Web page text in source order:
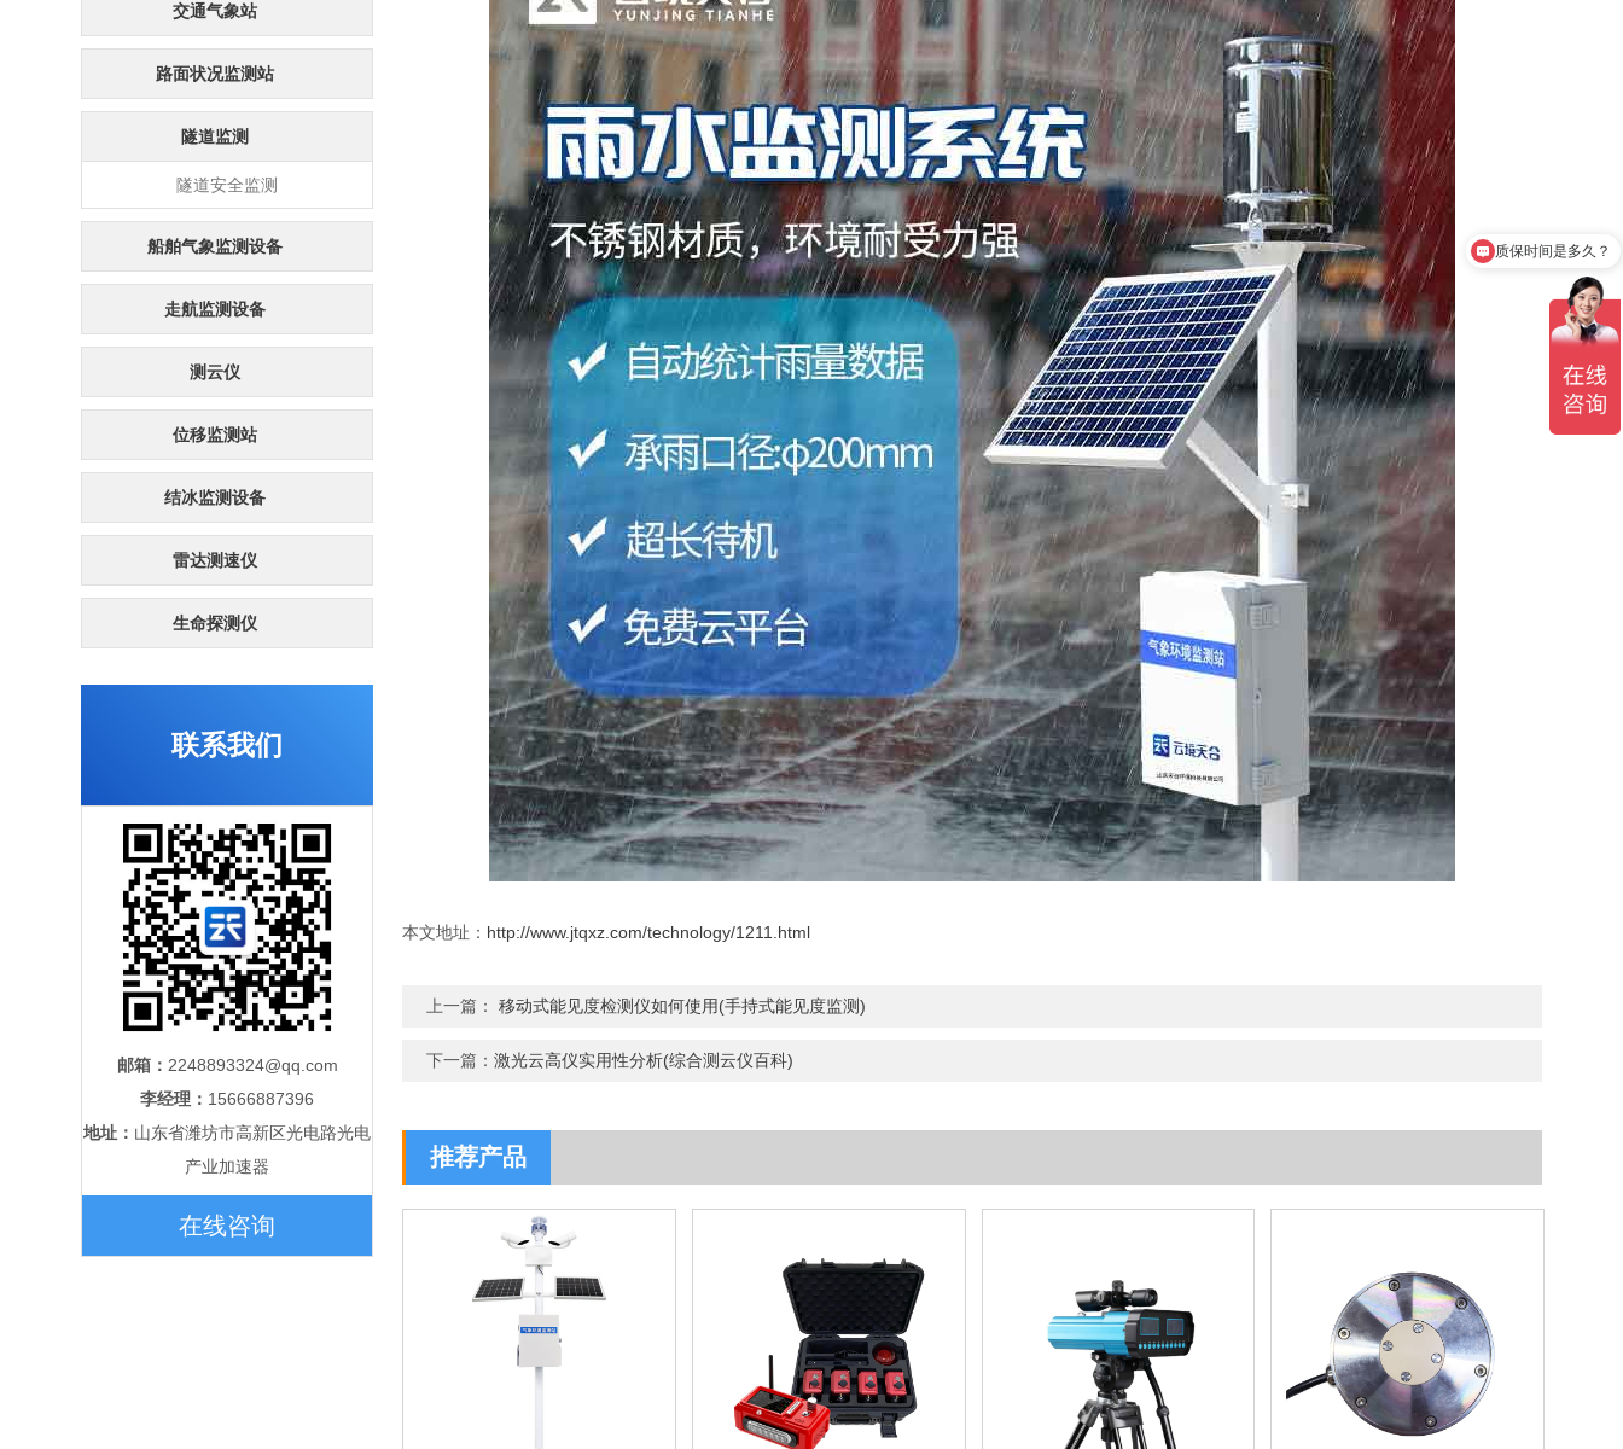
本文地址： http://www.jtqxz.com/technology/1211.html
上一篇：移动式能见度检测仪如何使用(手持式能见度监测)
下一篇：激光云高仪实用性分析(综合测云仪百科)
推荐产品
交通气象站
路面状况监测站
隧道监测
隧道安全监测
船舶气象监测设备
走航监测设备
测云仪
位移监测站
结冰监测设备
雷达测速仪
生命探测仪
联系我们
邮箱： 2248893324@qq.com
李经理： 15666887396
地址： 山东省潍坊市高新区光电路光电
产业加速器
在线咨询
产品有检测证书吗？